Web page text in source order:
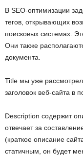
В SEO-оптимизации
тегов, открывающих
поисковых системах.
Они также
документа.
Title мы уже
заголовок веб-сайта в
Description содержит
отвечает за
(краткое описание
статичным, он будет